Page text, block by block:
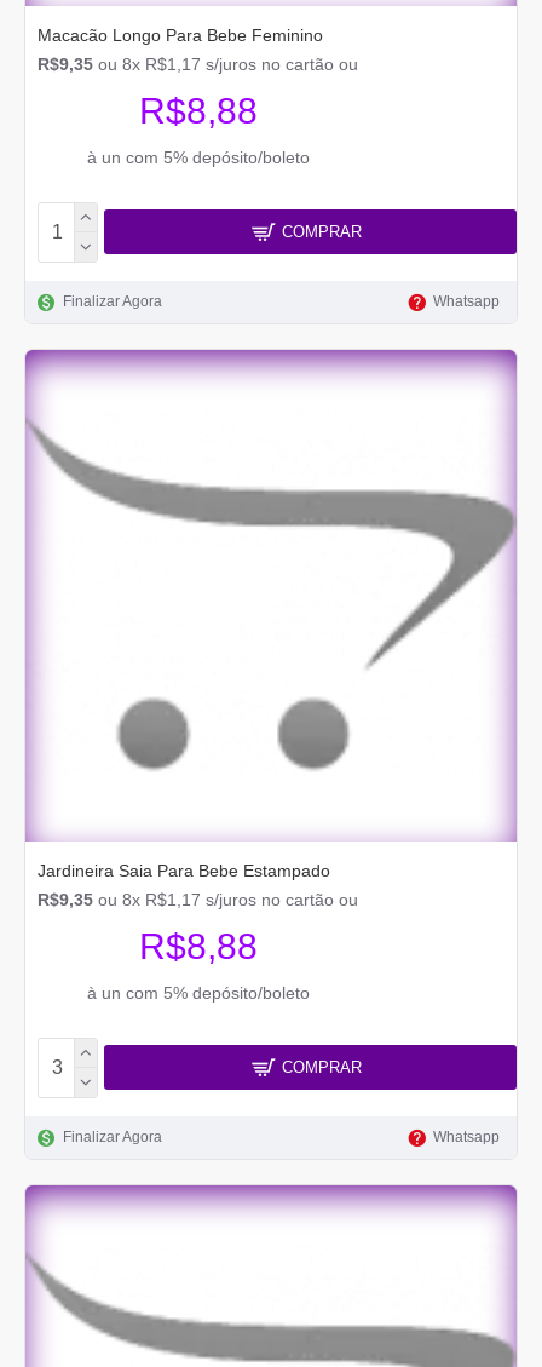
Macacão Longo Para Bebe Feminino
R$9,35 ou 8x R$1,17 s/juros no cartão ou
R$8,88
à un com 5% depósito/boleto
COMPRAR
Finalizar Agora Whatsapp
Jardineira Saia Para Bebe Estampado
R$9,35 ou 8x R$1,17 s/juros no cartão ou
R$8,88
à un com 5% depósito/boleto
COMPRAR
Finalizar Agora Whatsapp